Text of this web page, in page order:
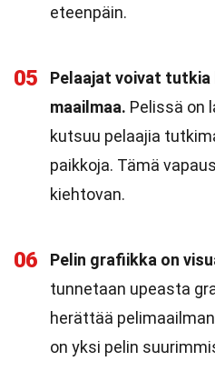
eteenpäin.
05
Pelaajat voivat tutkia
maailmaa. Pelissä on
kutsuu pelaajia
paikkoja. Tämä
kiehtovan.
06 Pelin grafiikka on
tunnetaan upeasta
herättää
on yksi pelin